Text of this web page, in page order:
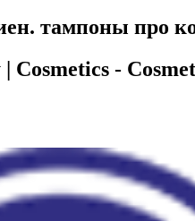
тампоны про
Cosmetics -